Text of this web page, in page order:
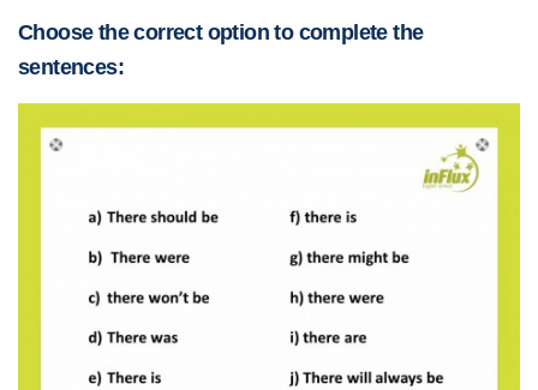
Choose the correct option to complete the
sentences: